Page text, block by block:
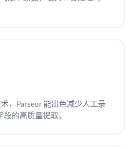
，Parseur 能出色减少人工录
的高质量提取。